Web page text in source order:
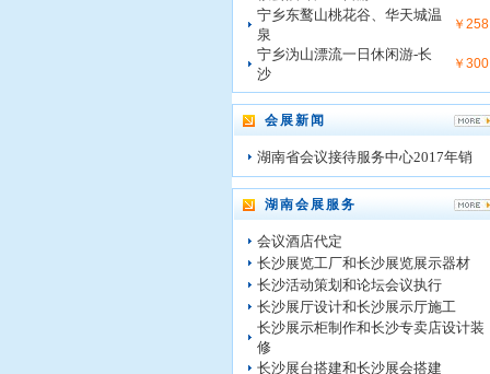
宁乡东鹜山桃花谷、华天城温
泉
￥258
宁乡沩山漂流一日休闲游-长
沙
￥300
会展新闻
湖南省会议接待服务中心2017年销
湖南会展服务
会议酒店代定
长沙展览工厂和长沙展览展示器材
长沙活动策划和论坛会议执行
长沙展厅设计和长沙展示厅施工
长沙展示柜制作和长沙专卖店设计装
修
长沙展台搭建和长沙展会搭建